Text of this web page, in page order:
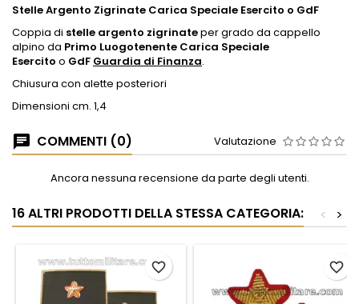
Stelle Argento Zigrinate Carica Speciale Esercito o GdF
Coppia di stelle argento zigrinateper grado da cappello
alpino da Primo Luogotenente Carica Speciale
Esercito o GdF Guardia di Finanza.
Chiusura con alette posteriori
Dimensioni cm. 1,4
COMMENTI (0) Valutazione
Ancora nessuna recensione da parte degli utenti.
16 ALTRI PRODOTTI DELLA STESSA CATEGORIA: >
<
favorite_border favorite_border